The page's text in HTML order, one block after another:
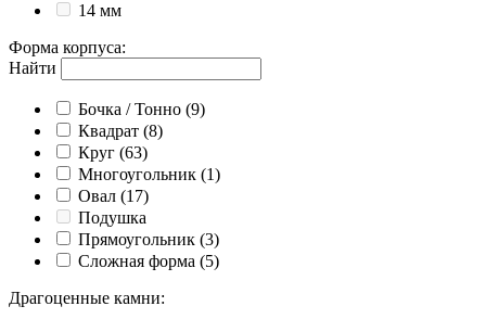
14 мм
Форма корпуса:
Найти
Бочка / Тонно (9)
Квадрат (8)
Круг (63)
Многоугольник (1)
Овал (17)
Подушка
Прямоугольник (3)
Сложная форма (5)
Драгоценные камни: